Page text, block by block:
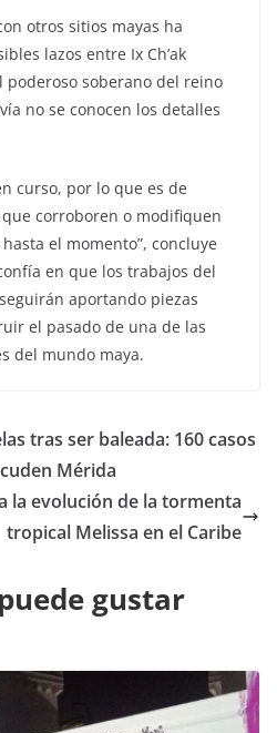
otros sitios mayas ha
lazos entre Ix Ch’ak
poderoso soberano del reino
no se conocen los detalles
curso, por lo que es de
corroboren o modifiquen
el momento”, concluye
en que los trabajos del
aportando piezas
el pasado de una de las
del mundo maya.
tras ser baleada: 160 casos
Mérida
la evolución de la tormenta
tropical Melissa en el Caribe
gustar